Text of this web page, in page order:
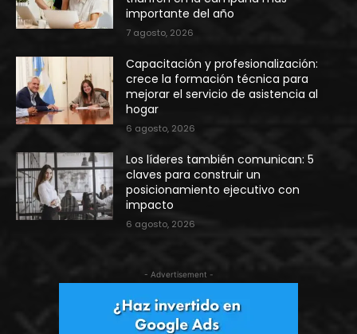
importante del año
7 agosto, 2026
Capacitación y profesionalización:
crece la formación técnica para
mejorar el servicio de asistencia al
hogar
6 agosto, 2026
Los líderes también comunican: 5
claves para construir un
posicionamiento ejecutivo con
impacto
6 agosto, 2026
- Advertisement -